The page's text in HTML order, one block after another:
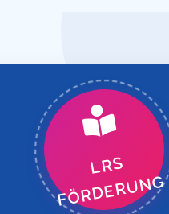
LRS
FÖRDERUNG